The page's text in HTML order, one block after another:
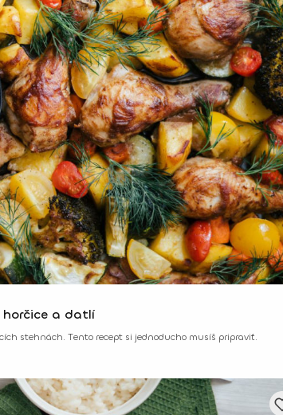
horčice a datlí
stehnách. Tento recept si jednoducho musíš pripraviť.